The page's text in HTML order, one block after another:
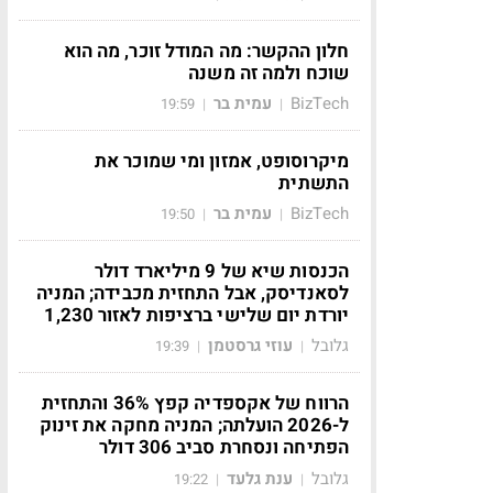
חלון ההקשר: מה המודל זוכר, מה הוא
שוכח ולמה זה משנה
BizTech
| עמית בר |
19:59
מיקרוסופט, אמזון ומי שמוכר את
התשתית
BizTech
| עמית בר |
19:50
הכנסות שיא של 9 מיליארד דולר
לסאנדיסק, אבל התחזית מכבידה; המניה
יורדת יום שלישי ברציפות לאזור 1,230
גלובל | עוזי גרסטמן |
19:39
הרווח של אקספדיה קפץ 36% והתחזית
ל-2026 הועלתה; המניה מחקה את זינוק
הפתיחה ונסחרת סביב 306 דולר
גלובל | ענת גלעד |
19:22